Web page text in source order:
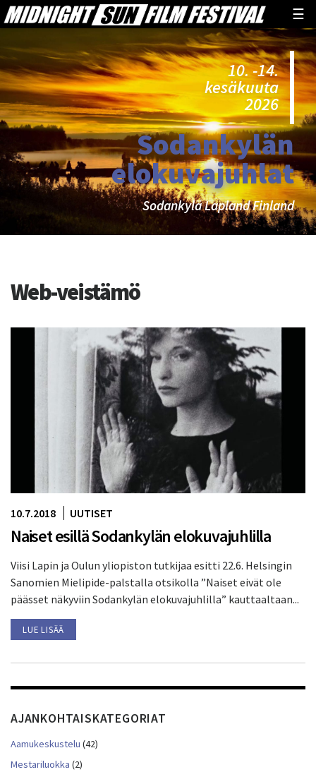
☰
10. -14.
kesäkuuta
2026
Sodankylän
elokuvajuhlat
Sodankylä Lapland Finland
Tekijä:
Web-veistämö
10.7.2018 UUTISET
Naiset esillä Sodankylän elokuvajuhlilla
Viisi Lapin ja Oulun yliopiston tutkijaa esitti 22.6. Helsingin
Sanomien Mielipide-palstalla otsikolla ”Naiset eivät ole
päässet näkyviin Sodankylän elokuvajuhlilla” kauttaaltaan...
LUE LISÄÄ
AJANKOHTAISKATEGORIAT
Aamukeskustelu (42)
Mestariluokka (2)